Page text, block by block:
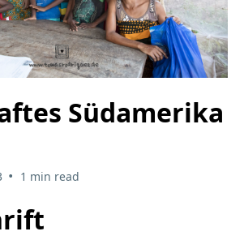
Südamerika
• 1 min read